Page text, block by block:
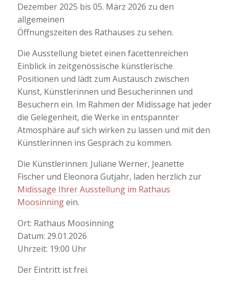
Dezember 2025 bis 05. März 2026 zu den
allgemeinen
Öffnungszeiten des Rathauses zu sehen.
Die Ausstellung bietet einen facettenreichen
Einblick in zeitgenössische künstlerische
Positionen und lädt zum Austausch zwischen
Kunst, Künstlerinnen und Besucherinnen und
Besuchern ein. Im Rahmen der Midissage hat jeder
die Gelegenheit, die Werke in entspannter
Atmosphäre auf sich wirken zu lassen und mit den
Künstlerinnen ins Gespräch zu kommen.
Die Künstlerinnen: Juliane Werner, Jeanette
Fischer und Eleonora Gutjahr, laden herzlich zur
Midissage Ihrer Ausstellung im Rathaus
Moosinningein.
Ort: Rathaus Moosinning
Datum: 29.01.2026
Uhrzeit: 19:00 Uhr
Der Eintritt ist frei.